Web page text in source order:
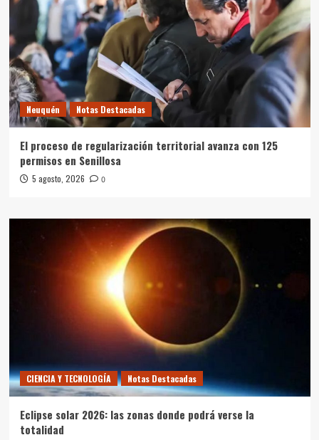
Neuquén Notas Destacadas
El proceso de regularización territorial avanza con 125
permisos en Senillosa
5 agosto, 2026 0
CIENCIA Y TECNOLOGÍA Notas Destacadas
Eclipse solar 2026: las zonas donde podrá verse la
totalidad